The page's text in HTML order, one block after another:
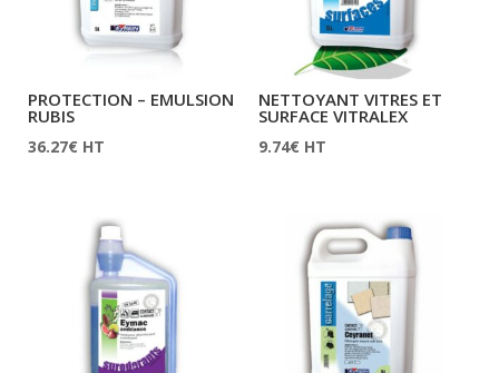
PROTECTION – EMULSION
RUBIS
36.27€ HT
NETTOYANT VITRES ET
SURFACE VITRALEX
9.74€ HT